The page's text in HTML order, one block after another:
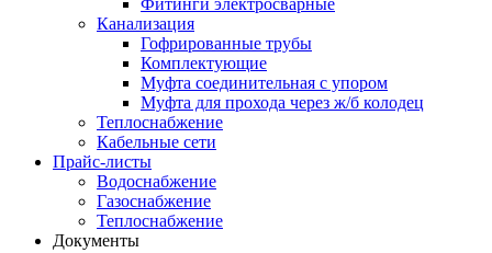
Фитинги электросварные
Канализация
Гофрированные трубы
Комплектующие
Муфта соединительная с упором
Муфта для прохода через ж/б колодец
Теплоснабжение
Кабельные сети
Прайс-листы
Водоснабжение
Газоснабжение
Теплоснабжение
Документы